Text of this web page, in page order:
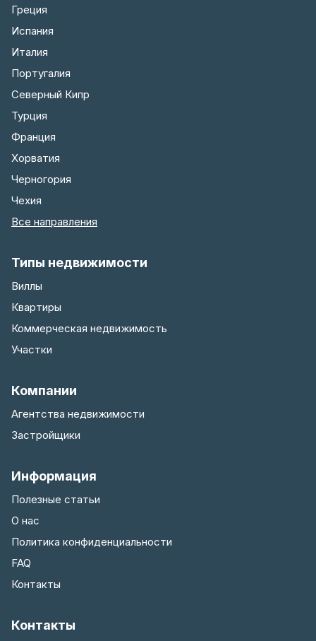
Греция
Испания
Италия
Португалия
Северный Кипр
Турция
Франция
Хорватия
Черногория
Чехия
Все направления
Типы недвижимости
Виллы
Квартиры
Коммерческая недвижимость
Участки
Компании
Агентства недвижимости
Застройщики
Информация
Полезные статьи
О нас
Политика конфиденциальности
FAQ
Контакты
Контакты